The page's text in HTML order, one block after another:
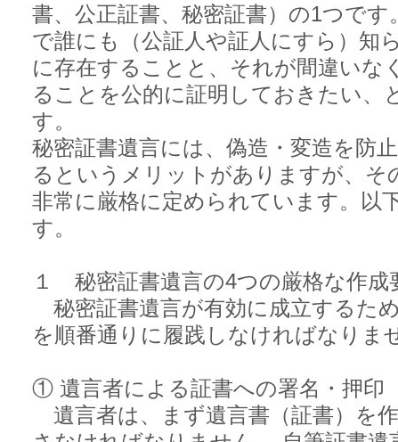
書、公正証書、秘密証書）の1つです
で誰にも（公証人や証人にすら）知
に存在することと、それが間違いな
ることを公的に証明しておきたい、
す。
秘密証書遺言には、偽造・変造を防
るというメリットがありますが、そ
非常に厳格に定められています。以
す。
１ 秘密証書遺言の4つの厳格な作成
秘密証書遺言が有効に成立するた
を順番通りに履践しなければなりま
① 遺言者による証書への署名・押印
遺言者は、まず遺言書（証書）を